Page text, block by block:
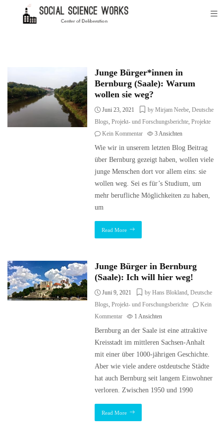
Junge Bürger*innen in
Bernburg (Saale): Warum
wollen sie weg?
Juni 23, 2021 by Mirjam Neebe,Deutsche
Blogs,Projekt- und Forschungsberichte,Projekte
Kein Kommentar
3Ansichten
Wie wir in unserem letzten Blog Beitrag
über Bernburg gezeigt haben, wollen viele
junge Menschen dort vor allem eins: sie
wollen weg. Sei es für’s Studium, um
mehr berufliche Möglichkeiten zu haben,
um
Read More
Junge Bürger in Bernburg
(Saale): Ich will hier weg!
Juni 9, 2021 by Hans Blokland,Deutsche
Blogs,Projekt- und Forschungsberichte
Kein
Kommentar
1Ansichten
Bernburg an der Saale ist eine attraktive
Kreisstadt im mittleren Sachsen-Anhalt
mit einer über 1000-jährigen Geschichte.
Aber wie viele andere ostdeutsche Städte
hat auch Bernburg seit langem Einwohner
verloren. Zwischen 1950 und 1990
Read More